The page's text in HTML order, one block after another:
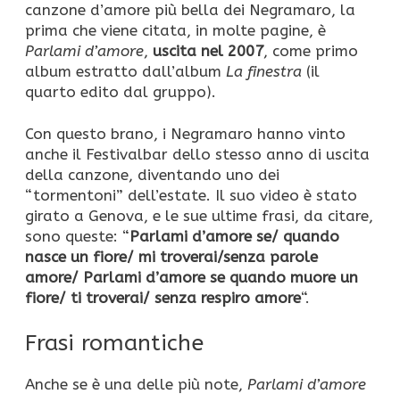
canzone d’amore più bella dei Negramaro, la
prima che viene citata, in molte pagine, è
Parlami d’amore, uscita nel 2007, come primo
album estratto dall’album La finestra (il
quarto edito dal gruppo).
Con questo brano, i Negramaro hanno vinto
anche il Festivalbar dello stesso anno di uscita
della canzone, diventando uno dei
“tormentoni” dell’estate. Il suo video è stato
girato a Genova, e le sue ultime frasi, da citare,
sono queste: “Parlami d’amore se/ quando
nasce un fiore/ mi troverai/senza parole
amore/ Parlami d’amore se quando muore un
fiore/ ti troverai/ senza respiro amore“.
Frasi romantiche
Anche se è una delle più note, Parlami d’amore